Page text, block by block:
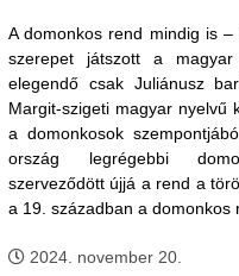
A domonkos rend mindig is
szerepet játszott a magyar
elegendő csak Juliánusz
Margit-szigeti magyar nyelvű
a domonkosok
ország legrégebbi
szerveződött újjá a rend a
a 19. században a domonkos
2024. november 20.